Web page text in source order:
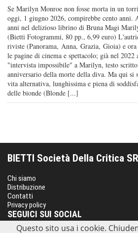
Se Marilyn Monroe non fosse morta in un
oggi, 1 giugno 2026, compirebbe cento anni.
anni nel delizioso librino di Bruna Magi
(Bietti Fotogrammi, 80 pp., 6,99 euro)
riviste (Panorama, Anna, Grazia, Gioia) e
le pagine di cinema e spettacolo; già nel 2022
"intervista impossibile" a Marilyn, testo scritto
anniversario della morte della diva. Ma qui si
vita alternativa, lunghissima e piena di
delle bionde (Blonde [...]
BIETTI Società Della Critica
Chi siamo
Distribuzione
Contatti
Privacy policy
SEGUICI SUI SOCIAL
Questo sito usa i cookie.